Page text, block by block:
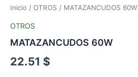
Inicio / OTROS / MATAZANCUDOS 60W
OTROS
MATAZANCUDOS 60W
22.51 $